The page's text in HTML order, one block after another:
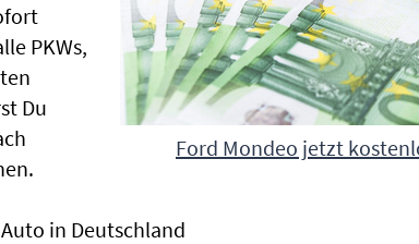
Ford Mondeo jetzt
PKWs,
Du
in Deutschland